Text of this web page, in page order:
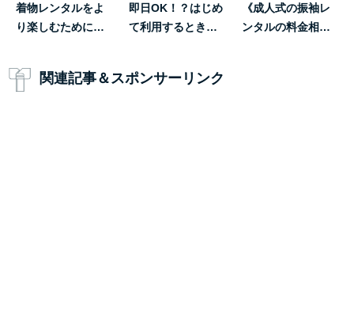
着物レンタルをよ
り楽しむために…
即日OK！？はじめ
て利用するとき…
《成人式の振袖レ
ンタルの料金相…
関連記事＆スポンサーリンク